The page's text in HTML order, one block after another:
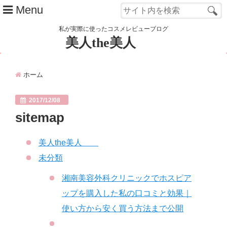
Menu
私が実際に使ったコスメレビューブログ
美人the美人
ホーム
2017/12/08
sitemap
美人the美人
未分類
湘南美容外科クリニックでホスピア
ップを購入した私の口コミと効果｜
使い方から安く買う方法まで公開